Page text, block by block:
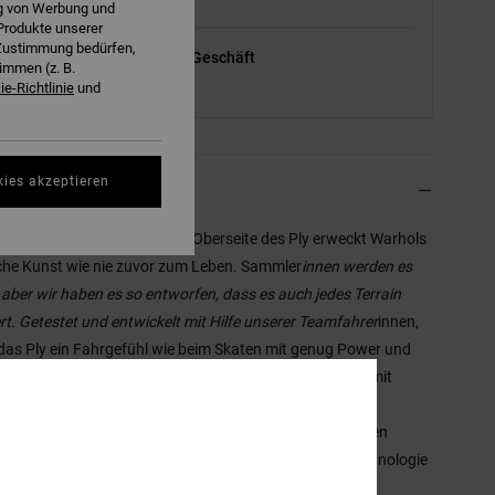
Siehe Verfügbarkeit im Geschäft
Wählen Sie eine Größe aus
Fragile-Druck auf der Oberseite des Ply erweckt Warhols
Kunst wie nie zuvor zum Leben. Sammlerinnen werden es
aber wir haben es so entworfen, dass es auch jedes Terrain
Getestet und entwickelt mit Hilfe unserer Teamfahrerinnen,
Ply ein Fahrgefühl wie beim Skaten mit genug Power und
um am Berg jeden Winkel zu bezwingen. Es kommt mit
Flex eines Biax-Fiberglas-Aufbaus und eines leichten
Core. Das Ply wurde mit der neuesten und besten Technologie
Werbung und
unserer
bedürfen,
(z. B.
Richtlinie und
akzeptieren